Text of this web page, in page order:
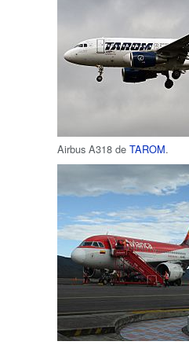
Airbus A318 de TAROM.